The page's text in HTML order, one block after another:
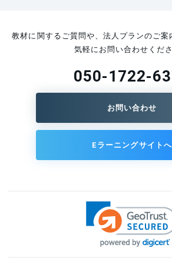
ます｜K.T氏
製造業の未来を支えるAI人材育成と導入
2024.11.29
知的財産を活用した成長戦略に貢献しま
職場の労働安全衛生管理にお困りの方は
教材に関するご質問や、法人プランのご
気軽にお問い合わせくださ
050-1722-
お問い合わせ
Eラーニングサイトへ